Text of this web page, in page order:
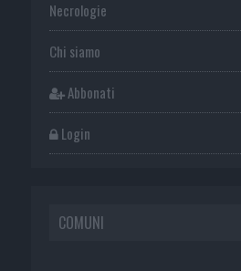
Necrologie
Chi siamo
Abbonati
Login
COMUNI